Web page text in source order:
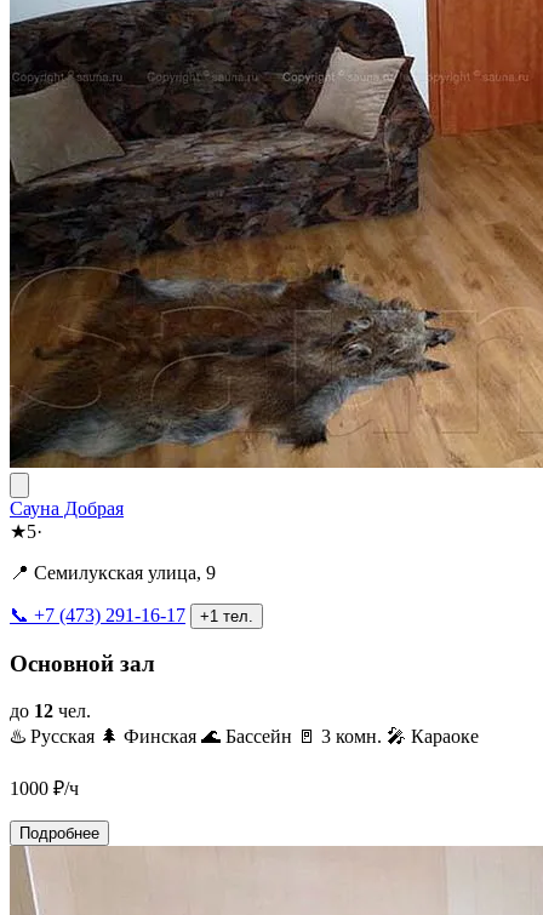
Сауна Добрая
★5·
📍 Семилукская улица, 9
📞 +7 (473) 291-16-17 +1 тел.
Основной зал
до 12 чел.
♨️ Русская 🌲 Финская 🌊 Бассейн 🚪 3 комн. 🎤 Караоке
1000 ₽/ч
Подробнее